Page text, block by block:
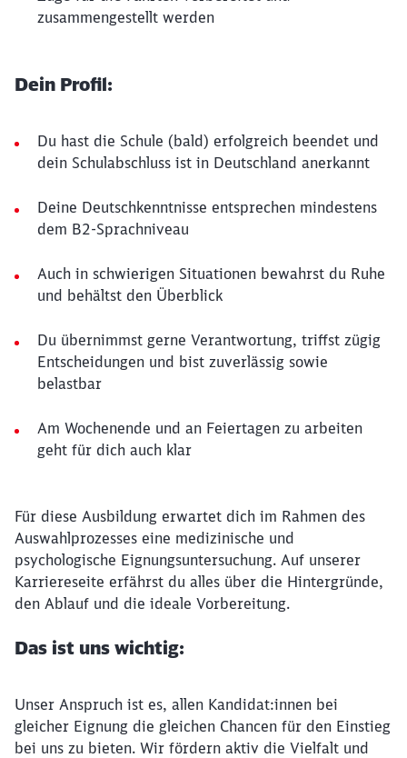
zusammengestellt werden
Dein Profil:
Du hast die Schule (bald) erfolgreich beendet und
dein Schulabschluss ist in Deutschland anerkannt
Deine Deutschkenntnisse entsprechen mindestens
dem B2-Sprachniveau
Auch in schwierigen Situationen bewahrst du Ruhe
und behältst den Überblick
Du übernimmst gerne Verantwortung, triffst zügig
Entscheidungen und bist zuverlässig sowie
belastbar
Am Wochenende und an Feiertagen zu arbeiten
geht für dich auch klar
Für diese Ausbildung erwartet dich im Rahmen des
Auswahlprozesses eine medizinische und
psychologische Eignungsuntersuchung. Auf unserer
Karriereseite erfährst du alles über die Hintergründe,
den Ablauf und die ideale Vorbereitung.
Das ist uns wichtig:
Unser Anspruch ist es, allen Kandidat:innen bei
gleicher Eignung die gleichen Chancen für den Einstieg
bei uns zu bieten. Wir fördern aktiv die Vielfalt und